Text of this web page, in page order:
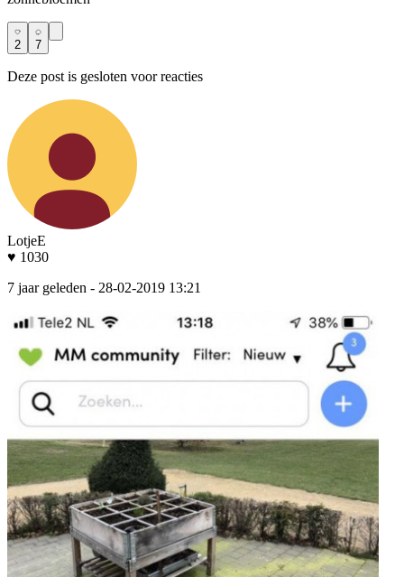
2 7
Deze post is gesloten voor reacties
LotjeE
♥ 1030
7 jaar geleden - 28-02-2019 13:21